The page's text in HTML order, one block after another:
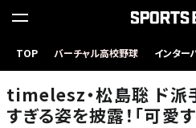
TOP バーチャル高校野球 インター
timelesz・松島聡 ド派
すぎる姿を披露！「可愛